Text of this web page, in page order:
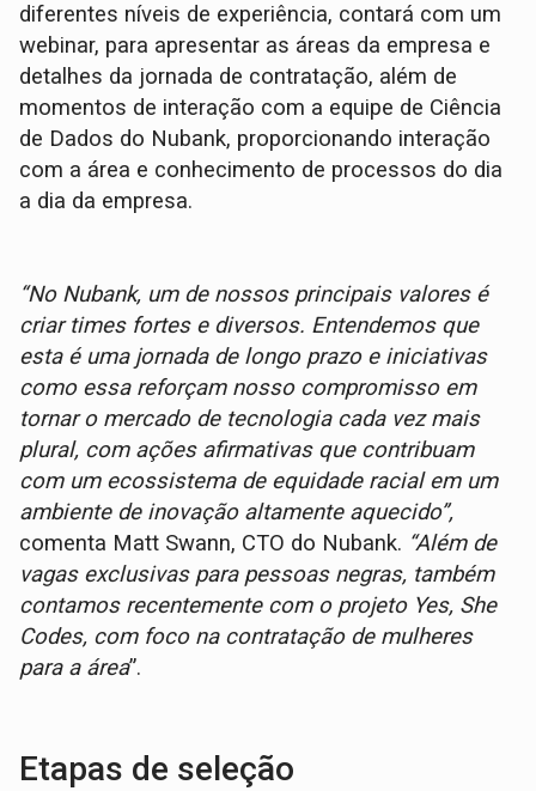
diferentes níveis de experiência, contará com um
webinar, para apresentar as áreas da empresa e
detalhes da jornada de contratação, além de
momentos de interação com a equipe de Ciência
de Dados do Nubank, proporcionando interação
com a área e conhecimento de processos do dia
a dia da empresa.
“No Nubank, um de nossos principais valores é
criar times fortes e diversos. Entendemos que
esta é uma jornada de longo prazo e iniciativas
como essa reforçam nosso compromisso em
tornar o mercado de tecnologia cada vez mais
plural, com ações afirmativas que contribuam
com um ecossistema de equidade racial em um
ambiente de inovação altamente aquecido”,
comenta Matt Swann, CTO do Nubank. “Além de
vagas exclusivas para pessoas negras, também
contamos recentemente com o projeto Yes, She
Codes, com foco na contratação de mulheres
para a área”.
Etapas de seleção